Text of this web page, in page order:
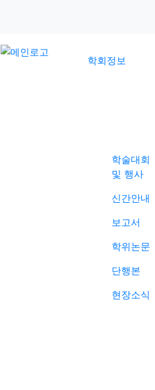
학회정보
학술대회
및 행사
신간안내
보고서
학위논문
단행본
현장소식